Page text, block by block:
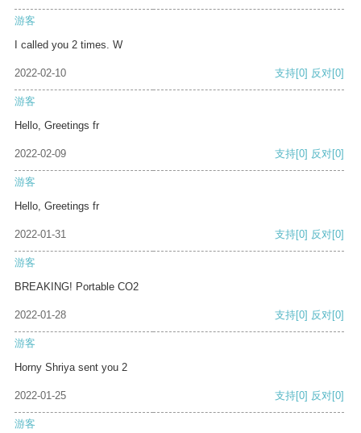
游客
I called you 2 times. W
2022-02-10 支持[0] 反对[0]
游客
Hello, Greetings fr
2022-02-09 支持[0] 反对[0]
游客
Hello, Greetings fr
2022-01-31 支持[0] 反对[0]
游客
BREAKING! Portable CO2
2022-01-28 支持[0] 反对[0]
游客
Horny Shriya sent you 2
2022-01-25 支持[0] 反对[0]
游客